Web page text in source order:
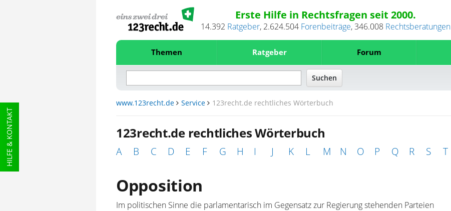
HILFE & KONTAKT
Erste Hilfe in Rechtsfragen seit 2000.
14.392 Ratgeber, 2.624.504 Forenbeiträge,346.008 Rechtsberatungen
Themen Ratgeber Forum
www.123recht.de Service 123recht.de rechtliches Wörterbuch
123recht.de rechtliches Wörterbuch
A B C D E F G H I J K L M N O P Q R S T
Opposition
Im politischen Sinne die parlamentarisch im Gegensatz zur Regierung stehenden Parteien